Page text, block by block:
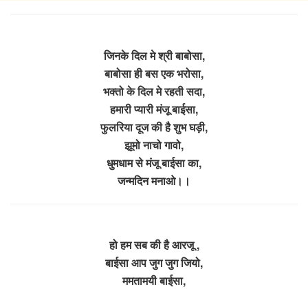
जिनके दिल मे श्री बाबोसा,
बाबोसा ही बस एक भरोसा,
भक्तो के दिल मे रहती सदा,
हमारी प्यारी मंजू बाईसा,
फुलरिया दूज की है शुभ घड़ी,
झूमो नाचो गावो,
धुमधाम से मंजू बाईसा का,
जन्मदिन मनाओ।।
हो हम सब की है आरजू ,
बाईसा आप जुग जुग जियो,
ममतामयी बाईसा,